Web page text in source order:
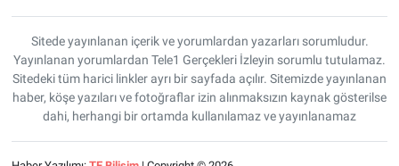
Sitede yayınlanan içerik ve yorumlardan yazarları sorumludur.
Yayınlanan yorumlardan Tele1 Gerçekleri İzleyin sorumlu tutulamaz.
Sitedeki tüm harici linkler ayrı bir sayfada açılır. Sitemizde yayınlanan
haber, köşe yazıları ve fotoğraflar izin alınmaksızın kaynak gösterilse
dahi, herhangi bir ortamda kullanılamaz ve yayınlanamaz